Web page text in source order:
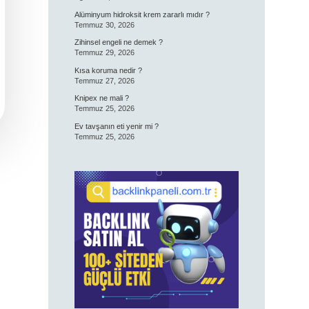
Alüminyum hidroksit krem zararlı mıdır ?
Temmuz 30, 2026
Zihinsel engeli ne demek ?
Temmuz 29, 2026
Kısa koruma nedir ?
Temmuz 27, 2026
Knipex ne mali ?
Temmuz 25, 2026
Ev tavşanın eti yenir mi ?
Temmuz 25, 2026